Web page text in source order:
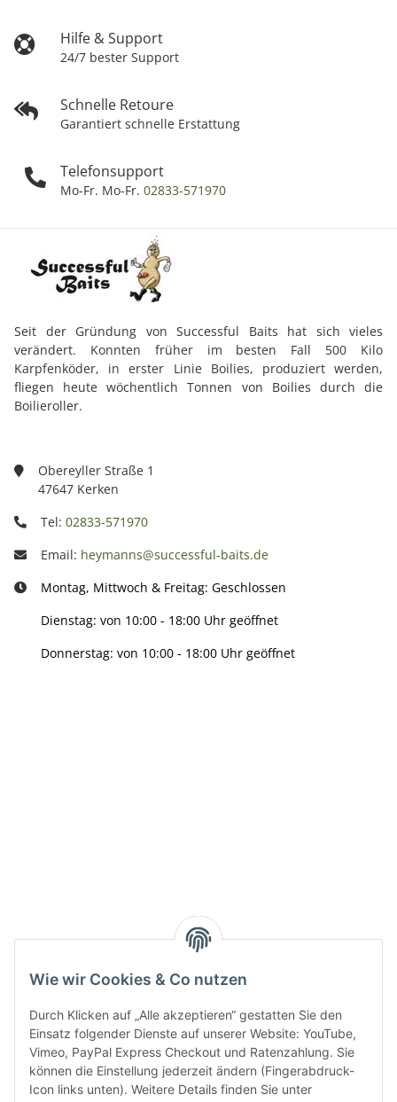
Wie wir Cookies & Co nutzen
Durch Klicken auf „Alle akzeptieren“ gestatten Sie den
Einsatz folgender Dienste auf unserer Website: YouTube,
Vimeo, PayPal Express Checkout und Ratenzahlung. Sie
können die Einstellung jederzeit ändern (Fingerabdruck-
Icon links unten). Weitere Details finden Sie unter
Hilfe & Support
24/7 bester Support
Schnelle Retoure
Garantiert schnelle Erstattung
Telefonsupport
Mo-Fr. Mo-Fr. 02833-571970
Seit der Gründung von Successful Baits hat sich vieles
verändert. Konnten früher im besten Fall 500 Kilo
Karpfenköder, in erster Linie Boilies, produziert werden,
fliegen heute wöchentlich Tonnen von Boilies durch die
Boilieroller.
Obereyller Straße 1
47647 Kerken
Tel: 02833-571970
Email: heymanns@successful-baits.de
Montag, Mittwoch & Freitag: Geschlossen
Dienstag: von 10:00 - 18:00 Uhr geöffnet
Donnerstag: von 10:00 - 18:00 Uhr geöffnet
Gesetzliche Informationen